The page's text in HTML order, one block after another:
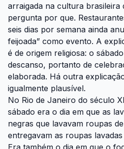
arraigada na cultura brasileira
pergunta por que.
seis dias por semana ainda
feijoada” como evento. A
é de origem religiosa: o
descanso, portanto de
elaborada. Há outra
igualmente plausível.
No Rio de Janeiro do século
sábado era o dia em que as
negras que lavavam roupas
entregavam as roupas
Era também o dia em que o